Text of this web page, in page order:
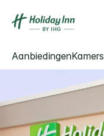
AanbiedingenKamers